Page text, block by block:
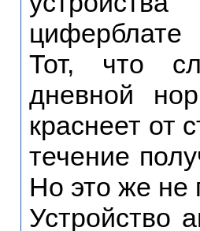
Тот, что
дневной
краснеет от
течение
Но это же не
Устройство